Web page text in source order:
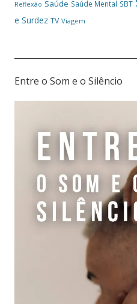
Reflexão Saúde Saúde Mental SBT
e Surdez TV Viagem
Entre o Som e o Silêncio